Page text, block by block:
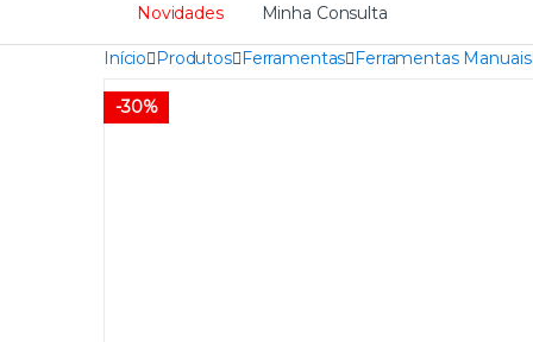
Novidades Minha Consulta
Início Produtos Ferramentas Ferramentas Manuais
-30%